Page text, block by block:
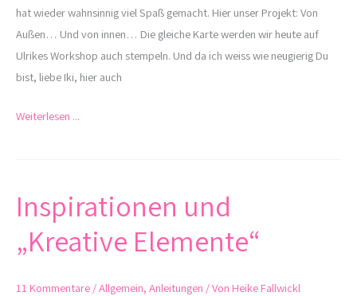
hat wieder wahnsinnig viel Spaß gemacht. Hier unser Projekt: Von
Außen… Und von innen… Die gleiche Karte werden wir heute auf
Ulrikes Workshop auch stempeln. Und da ich weiss wie neugierig Du
bist, liebe Iki, hier auch
Weiterlesen ...
Inspirationen und
„Kreative Elemente“
11 Kommentare /Allgemein, Anleitungen / Von Heike Fallwickl
Inspirationen
und
„Kreative